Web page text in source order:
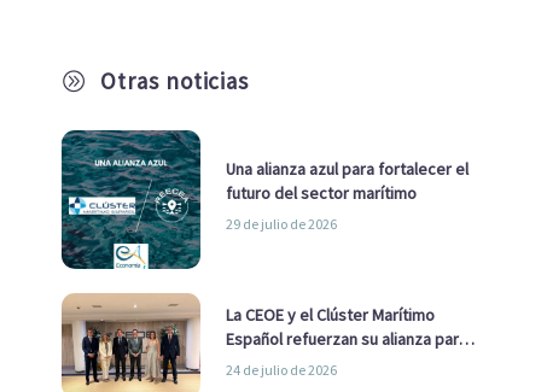
A Otras noticias
Una alianza azul para fortalecer el
futuro del sector marítimo
29 de julio de 2026
La CEOE y el Clúster Marítimo
Español refuerzan su alianza para
impulsar una estrategia Nacional
24 de julio de 2026